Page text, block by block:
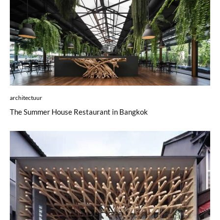
architectuur
The Summer House Restaurant in Bangkok